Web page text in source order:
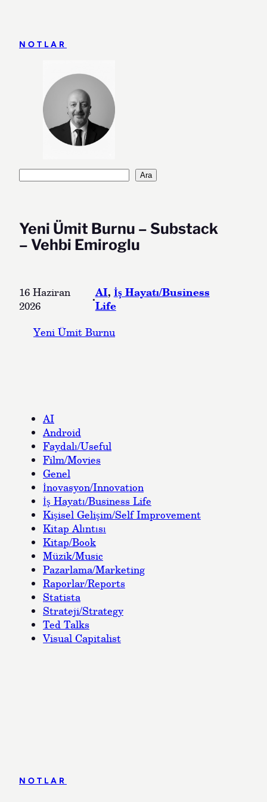
NOTLAR
Ara
Yeni Ümit Burnu – Substack
– Vehbi Emiroglu
16 Haziran
2026
·AI, İş Hayatı/Business
Life
Yeni Ümit Burnu
AI
Android
Faydalı/Useful
Film/Movies
Genel
İnovasyon/Innovation
İş Hayatı/Business Life
Kişisel Gelişim/Self Improvement
Kitap Alıntısı
Kitap/Book
Müzik/Music
Pazarlama/Marketing
Raporlar/Reports
Statista
Strateji/Strategy
Ted Talks
Visual Capitalist
NOTLAR